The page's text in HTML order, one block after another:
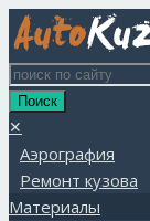
✕
Аэрография
Ремонт кузова
Материалы